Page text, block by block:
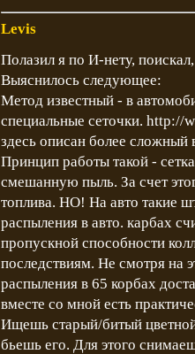
Levis
Полазил я по И-нету,
Выяснилось следующее:
Метод известный - в
специальные сеточки. http://
здесь описан более сложный
Принцип работы такой -
смешанную пыль. За счет
топлива. НО! На авто такие
распыления в авто. карбах
пропускной способности
последствиям. Не смотря на
распыления в 65 корбах
вместе со мной есть
Ищешь старый/битый
бьешь его. Для этого